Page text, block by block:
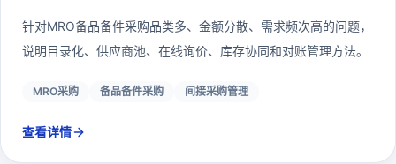
针对MRO备品备件采购品类多、金额分散、需求频次高的问题，
说明目录化、供应商池、在线询价、库存协同和对账管理方法。
MRO采购 备品备件采购 间接采购管理
查看详情